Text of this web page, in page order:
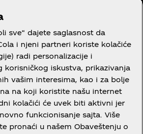
potrošača
sve“ dajete saglasnost da
i njeni partneri koriste kolačiće
radi personalizacije i
korisničkog iskustva, prikazivanja
vašim interesima, kao i za bolje
na koji koristite našu internet
kolačići će uvek biti aktivni jer
funkcionisanje sajta. Više
pronaći u našem Obaveštenju o